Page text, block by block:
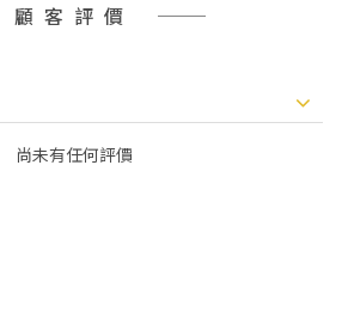
顧客評價
尚未有任何評價